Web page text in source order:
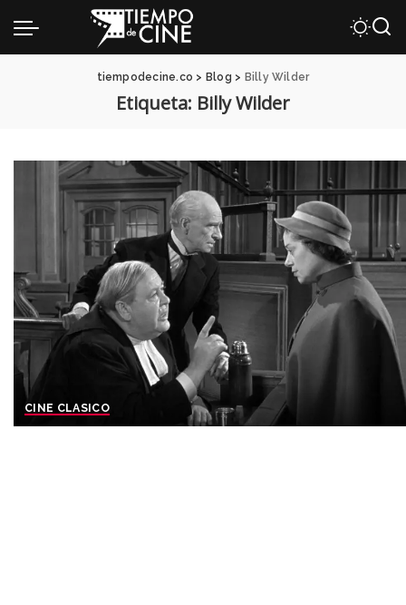
tiempodecine.co > Blog > Billy Wilder
Etiqueta: Billy Wilder
CINE CLASICO